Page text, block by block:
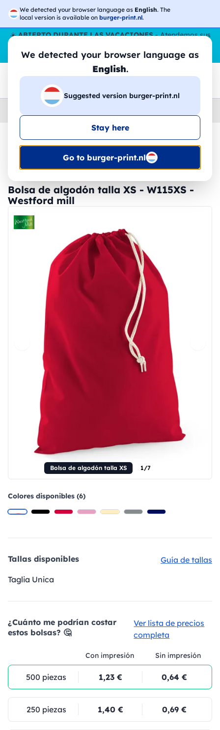
We detected your browser language as English. The
local version is available on burger-print.nl.
We detected your browser language as
English.
Suggested version burger-print.nl
Stay here
Go to burger-print.nl
☀️ABIERTO DURANTE LAS VACACIONES- Atendemos sus
pedidos durante todo el verano, incluso en agosto.
Sin parar
😎🌴
Home
🔥 -30% de impresión DTF
Bolsa de algodón talla XS - W115XS -
Westford mill
Bolsa de algodón talla XS 1/7
Colores disponibles (6)
Tallas disponibles
Guía de tallas
Taglia Unica
¿Cuánto me podrían costar
estos bolsas? 🤔
Ver lista de precios
completa
Con impresión Sin impresión
500 piezas 1,23 € 0,64 €
250 piezas 1,40 € 0,69 €